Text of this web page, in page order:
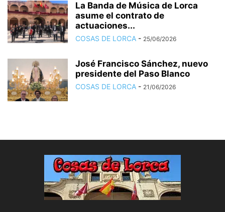
La Banda de Música de Lorca
asume el contrato de
actuaciones...
COSAS DE LORCA - 25/06/2026
José Francisco Sánchez, nuevo
presidente del Paso Blanco
COSAS DE LORCA - 21/06/2026